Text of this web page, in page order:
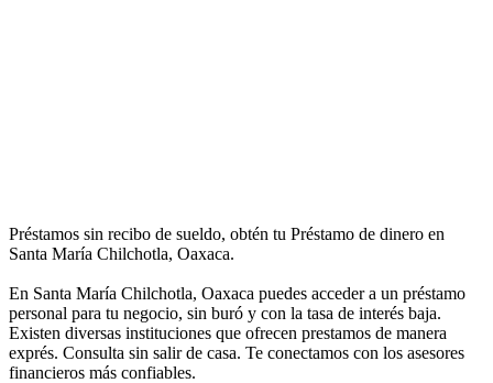
Préstamos sin recibo de sueldo, obtén tu Préstamo de dinero en
Santa María Chilchotla, Oaxaca.
En Santa María Chilchotla, Oaxaca puedes acceder a un préstamo
personal para tu negocio, sin buró y con la tasa de interés baja.
Existen diversas instituciones que ofrecen prestamos de manera
exprés. Consulta sin salir de casa. Te conectamos con los asesores
financieros más confiables.